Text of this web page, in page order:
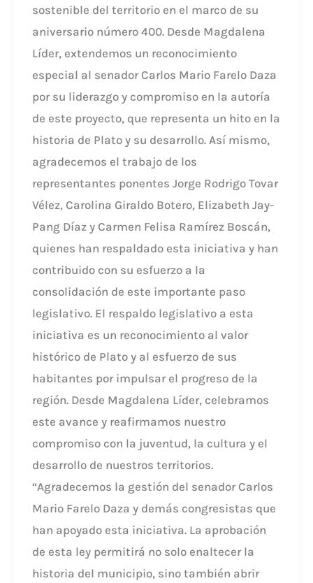
sostenible del territorio en el marco de su
aniversario número 400. Desde Magdalena
Líder, extendemos un reconocimiento
especial al senador Carlos Mario Farelo Daza
por su liderazgo y compromiso en la autoría
de este proyecto, que representa un hito en la
historia de Plato y su desarrollo. Así mismo,
agradecemos el trabajo de los
representantes ponentes Jorge Rodrigo Tovar
Vélez, Carolina Giraldo Botero, Elizabeth Jay-
Pang Díaz y Carmen Felisa Ramírez Boscán,
quienes han respaldado esta iniciativa y han
contribuido con su esfuerzo a la
consolidación de este importante paso
legislativo. El respaldo legislativo a esta
iniciativa es un reconocimiento al valor
histórico de Plato y al esfuerzo de sus
habitantes por impulsar el progreso de la
región. Desde Magdalena Líder, celebramos
este avance y reafirmamos nuestro
compromiso con la juventud, la cultura y el
desarrollo de nuestros territorios.
“Agradecemos la gestión del senador Carlos
Mario Farelo Daza y demás congresistas que
han apoyado esta iniciativa. La aprobación
de esta ley permitirá no solo enaltecer la
historia del municipio, sino también abrir